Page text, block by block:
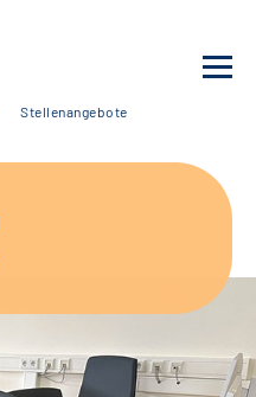
Stellenangebote